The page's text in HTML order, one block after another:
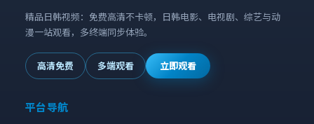
精品日韩视频：免费高清不卡顿，日韩电影、电视剧、综艺与动
漫一站观看，多终端同步体验。
高清免费 多端观看 立即观看
平台导航